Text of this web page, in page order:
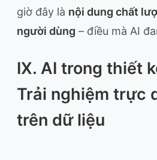
giờ đây là nội dung chất
người dùng – điều mà AI
IX. AI trong thiết
Trải nghiệm trực
trên dữ liệu